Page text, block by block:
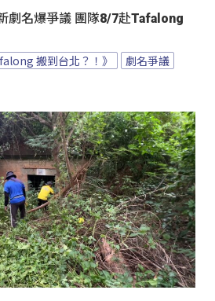
劇名爆爭議 團隊8/7赴Tafalong
搬到台北？！》
劇名爭議